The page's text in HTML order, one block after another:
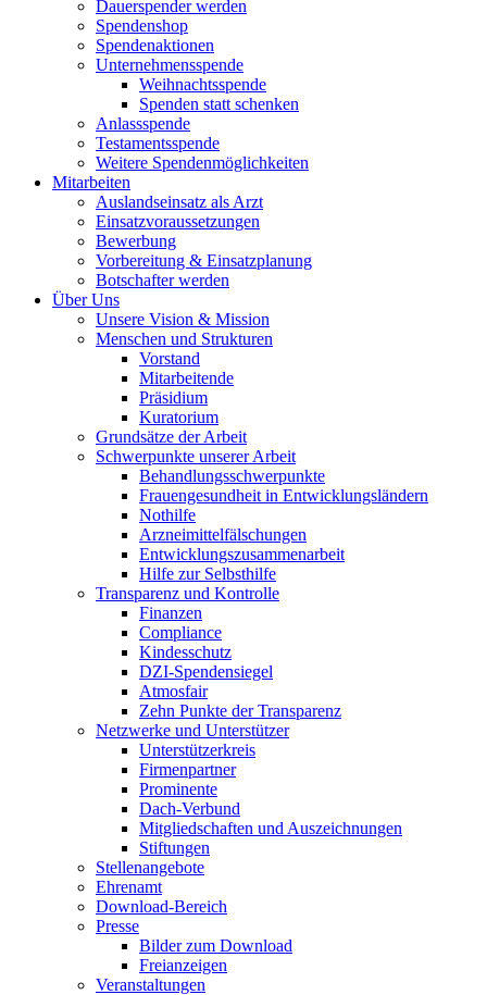
Dauerspender werden
Spendenshop
Spendenaktionen
Unternehmens­spende
Weihnachtsspende
Spenden statt schenken
Anlassspende
Testamentsspende
Weitere Spenden­möglichkeiten
Mitarbeiten
Auslandseinsatz als Arzt
Einsatzvoraussetzungen
Bewerbung
Vorbereitung & Einsatzplanung
Botschafter werden
Über Uns
Unsere Vision & Mission
Menschen und Strukturen
Vorstand
Mitarbeitende
Präsidium
Kuratorium
Grundsätze der Arbeit
Schwerpunkte unserer Arbeit
Behandlungs­schwerpunkte
Frauengesundheit in Entwicklungsländern
Nothilfe
Arzneimittel­fälschungen
Entwicklungs­zusammenarbeit
Hilfe zur Selbsthilfe
Transparenz und Kontrolle
Finanzen
Compliance
Kindesschutz
DZI-Spendensiegel
Atmosfair
Zehn Punkte der Transparenz
Netzwerke und Unterstützer
Unterstützerkreis
Firmenpartner
Prominente
Dach-Verbund
Mitgliedschaften und Auszeichnungen
Stiftungen
Stellenangebote
Ehrenamt
Download-Bereich
Presse
Bilder zum Download
Freianzeigen
Veranstaltungen